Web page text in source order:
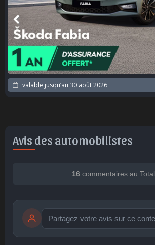
valable jusqu’au30 août 2026
Avis des automobilistes
16 commentaires au Total
publication immédiate